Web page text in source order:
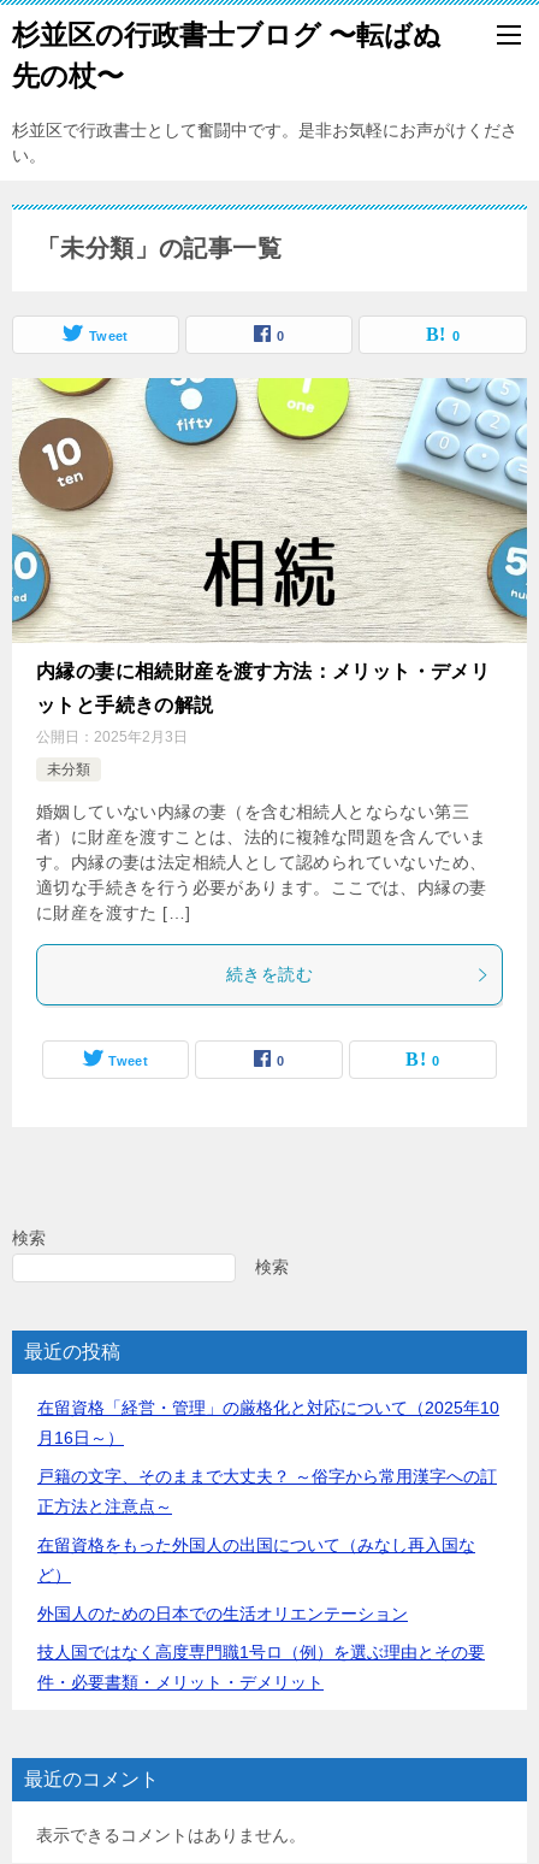
杉並区の行政書士ブログ 〜転ばぬ
先の杖〜
杉並区で行政書士として奮闘中です。是非お気軽にお声がけくださ
い。
「未分類」の記事一覧
Tweet 0 0
内縁の妻に相続財産を渡す方法：メリット・デメリ
ットと手続きの解説
公開日： 2025年2月3日
未分類
婚姻していない内縁の妻（を含む相続人とならない第三
者）に財産を渡すことは、法的に複雑な問題を含んでいま
す。内縁の妻は法定相続人として認められていないため、
適切な手続きを行う必要があります。ここでは、内縁の妻
に財産を渡すた […]
続きを読む
Tweet 0 0
検索
検索
最近の投稿
在留資格「経営・管理」の厳格化と対応について（2025年10
月16日～）
戸籍の文字、そのままで大丈夫？ ～俗字から常用漢字への訂
正方法と注意点～
在留資格をもった外国人の出国について（みなし再入国な
ど）
外国人のための日本での生活オリエンテーション
技人国ではなく高度専門職1号ロ（例）を選ぶ理由とその要
件・必要書類・メリット・デメリット
最近のコメント
表示できるコメントはありません。